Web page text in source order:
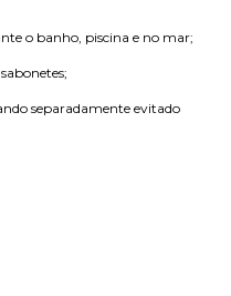
o banho, piscina e no mar;
separadamente evitado